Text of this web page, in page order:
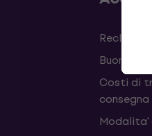
Reclami
Buoni
Costi di
consegna